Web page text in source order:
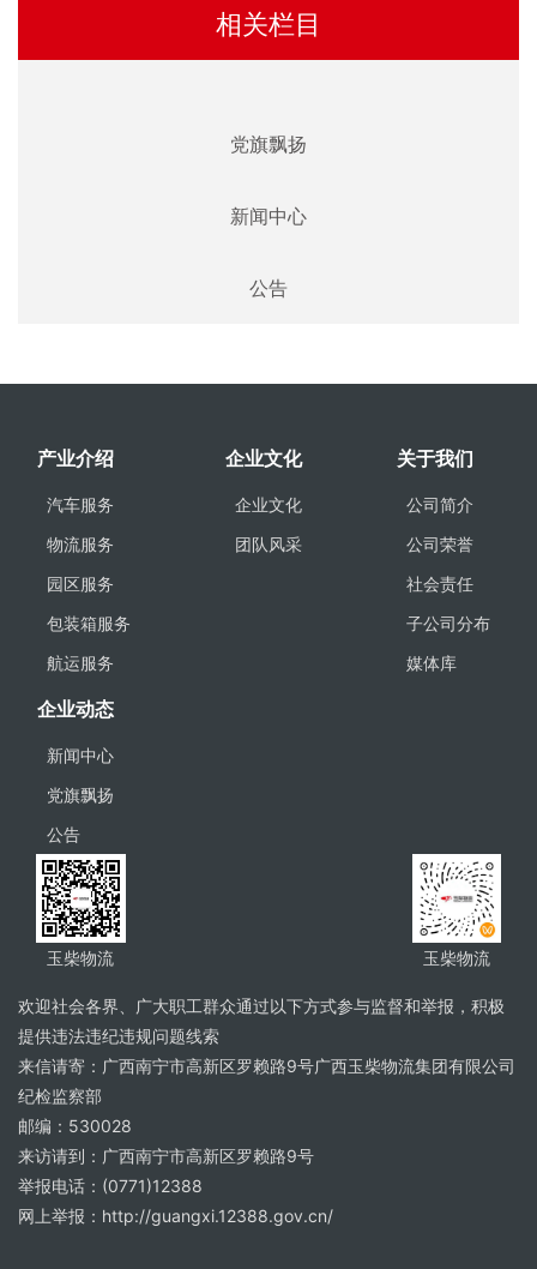
相关栏目
党旗飘扬
新闻中心
公告
产业介绍
汽车服务
物流服务
园区服务
包装箱服务
航运服务
企业文化
企业文化
团队风采
关于我们
公司简介
公司荣誉
社会责任
子公司分布
媒体库
企业动态
新闻中心
党旗飘扬
公告
玉柴物流 玉柴物流
欢迎社会各界、广大职工群众通过以下方式参与监督和举报，积极
提供违法违纪违规问题线索
来信请寄：广西南宁市高新区罗赖路9号广西玉柴物流集团有限公司
纪检监察部
邮编：530028
来访请到：广西南宁市高新区罗赖路9号
举报电话：(0771)12388
网上举报：http://guangxi.12388.gov.cn/